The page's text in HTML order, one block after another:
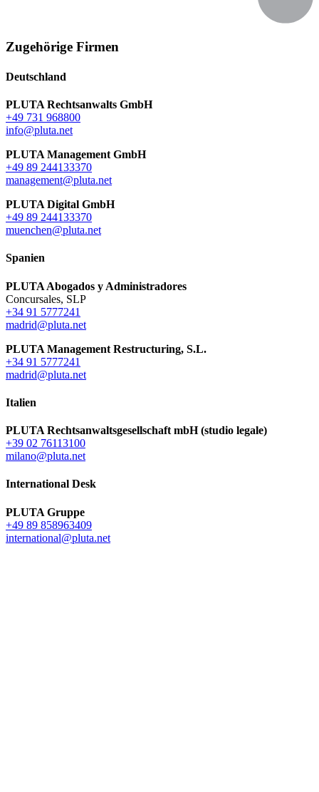
Zugehörige Firmen
Deutschland
PLUTA Rechtsanwalts GmbH
+49 731 968800
info@pluta.net
PLUTA Management GmbH
+49 89 244133370
management@pluta.net
PLUTA Digital GmbH
+49 89 244133370
muenchen@pluta.net
Spanien
PLUTA Abogados y Administradores
Concursales, SLP
+34 91 5777241
madrid@pluta.net
PLUTA Management Restructuring, S.L.
+34 91 5777241
madrid@pluta.net
Italien
PLUTA Rechtsanwaltsgesellschaft mbH (studio legale)
+39 02 76113100
milano@pluta.net
International Desk
PLUTA Gruppe
+49 89 858963409
international@pluta.net